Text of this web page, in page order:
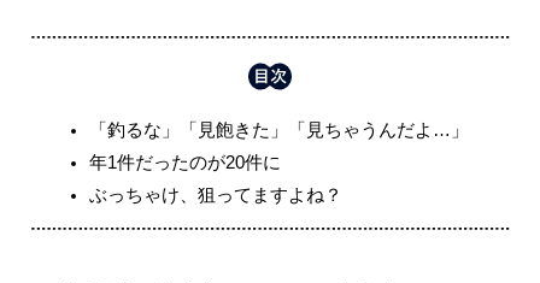
「釣るな」「見飽きた」「見ちゃうんだよ…」
年1件だったのが20件に
ぶっちゃけ、狙ってますよね？